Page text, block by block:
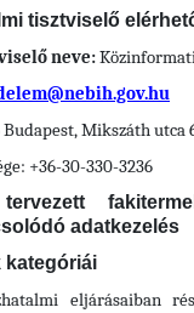
tisztviselő
neve:
Budapest, Mikszáth utca
+36-30-330-3236
adatkezelés
kategóriái
eljárásaiban